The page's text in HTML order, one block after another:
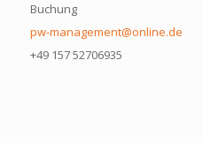
Buchung
pw-management@online.de
+49 157 52706935